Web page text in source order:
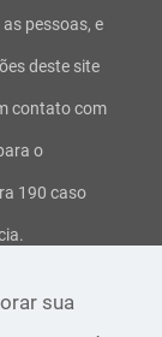
pessoas, e
deste site
contato com
o
190 caso
-Aviso
sua